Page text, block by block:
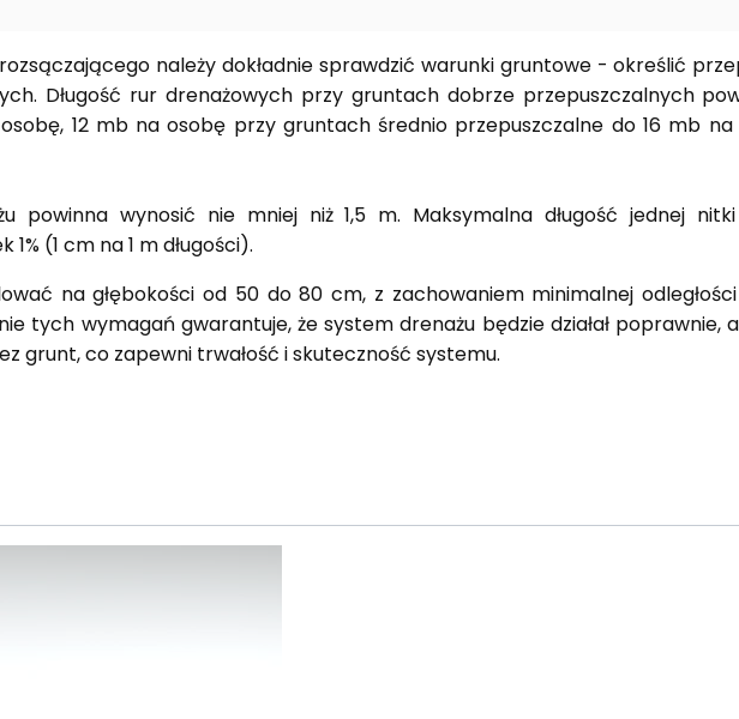
należy dokładnie sprawdzić warunki gruntowe - określić
Długość rur drenażowych przy gruntach dobrze przepuszczalnych
12 mb na osobę przy gruntach średnio przepuszczalne do 16 mb
powinna wynosić nie mniej niż 1,5 m. Maksymalna długość jednej
(1 cm na 1 m długości).
na głębokości od 50 do 80 cm, z zachowaniem minimalnej
tych wymagań gwarantuje, że system drenażu będzie działał poprawnie,
grunt, co zapewni trwałość i skuteczność systemu.